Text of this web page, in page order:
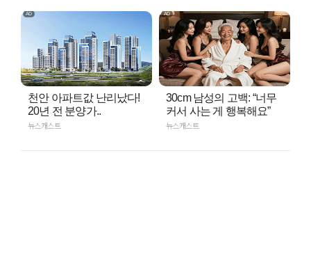
천안 아파트값 난리났다!
20년 전 분양가..
뉴스캐스트
30cm 남성의 고백: “너무
커서 사는 게 행복해요”
뉴스캐스트